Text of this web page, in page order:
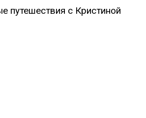
путешествия с Кристиной